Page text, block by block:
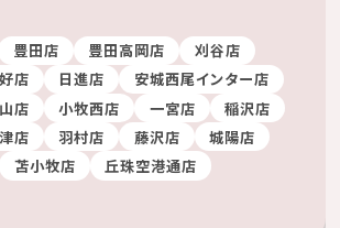
豊田店 豊田高岡店
刈谷店
店 日進店
安城西尾インター店
店 小牧西店 一宮店
稲沢店
店 羽村店 藤沢店
城陽店
苫小牧店
丘珠空港通店